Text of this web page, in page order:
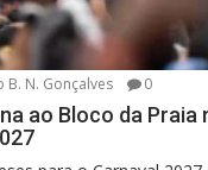
B. N. Gonçalves 0
ao Bloco da Praia